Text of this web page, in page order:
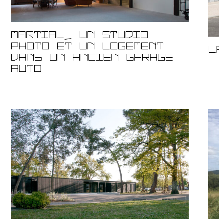
R
é
g
i
o
n
h
i
t
e
c
t
u
Martial, un studio
photo et un logement
dans un ancien garage
auto